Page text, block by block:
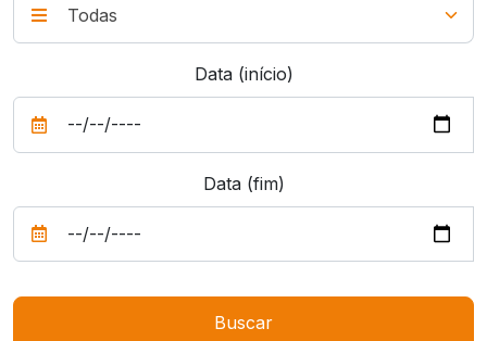
Data (início)
Data (fim)